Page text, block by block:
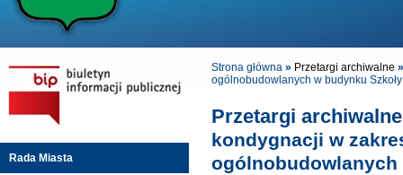
Rada Miasta
Strona główna » Przetargi archiwalne »
ogólnobudowlanych w budynku
Przetargi
kondygnacji w
ogólnobudowlanych